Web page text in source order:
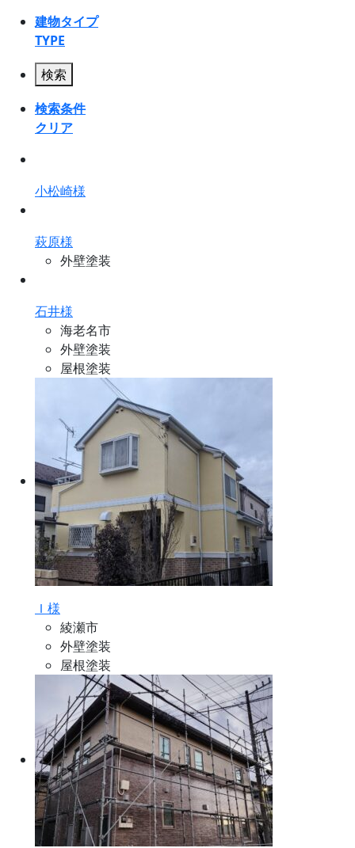
建物タイプ
TYPE
検索
検索条件
クリア
小松崎様
萩原様
外壁塗装
石井様
海老名市
外壁塗装
屋根塗装
Ｉ様
綾瀬市
外壁塗装
屋根塗装